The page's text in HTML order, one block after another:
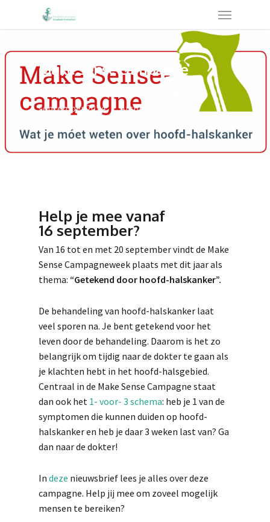
Make Sense campagne
september 2024
Archief
Help je mee vanaf
16 september?
Van 16 tot en met 20 september vindt de Make
Sense Campagneweek plaats met dit jaar als
thema: “Getekend door hoofd-halskanker”.
De behandeling van hoofd-halskanker laat
veel sporen na. Je bent getekend voor het
leven door de behandeling. Daarom is het zo
belangrijk om tijdig naar de dokter te gaan als
je klachten hebt in het hoofd-halsgebied.
Centraal in de Make Sense Campagne staat
dan ook het 1- voor- 3 schema: heb je 1 van de
symptomen die kunnen duiden op hoofd-
halskanker en heb je daar 3 weken last van? Ga
dan naar de dokter!
In deze nieuwsbrief lees je alles over deze
campagne. Help jij mee om zoveel mogelijk
mensen te bereiken?